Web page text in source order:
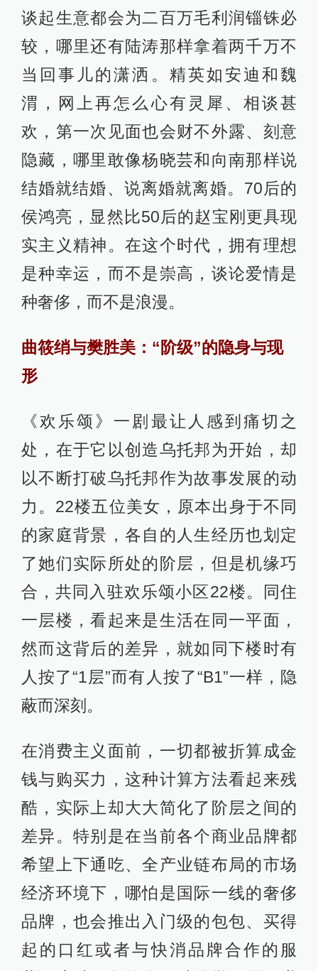
谈起生意都会为二百万毛利润锱铢必
较，哪里还有陆涛那样拿着两千万不
当回事儿的潇洒。精英如安迪和魏
渭，网上再怎么心有灵犀、相谈甚
欢，第一次见面也会财不外露、刻意
隐藏，哪里敢像杨晓芸和向南那样说
结婚就结婚、说离婚就离婚。70后的
侯鸿亮，显然比50后的赵宝刚更具现
实主义精神。在这个时代，拥有理想
是种幸运，而不是崇高，谈论爱情是
种奢侈，而不是浪漫。
曲筱绡与樊胜美：“阶级”的隐身与现
形
《欢乐颂》一剧最让人感到痛切之
处，在于它以创造乌托邦为开始，却
以不断打破乌托邦作为故事发展的动
力。22楼五位美女，原本出身于不同
的家庭背景，各自的人生经历也划定
了她们实际所处的阶层，但是机缘巧
合，共同入驻欢乐颂小区22楼。同住
一层楼，看起来是生活在同一平面，
然而这背后的差异，就如同下楼时有
人按了“1层”而有人按了“B1”一样，隐
蔽而深刻。
在消费主义面前，一切都被折算成金
钱与购买力，这种计算方法看起来残
酷，实际上却大大简化了阶层之间的
差异。特别是在当前各个商业品牌都
希望上下通吃、全产业链布局的市场
经济环境下，哪怕是国际一线的奢侈
品牌，也会推出入门级的包包、买得
起的口红或者与快消品牌合作的服